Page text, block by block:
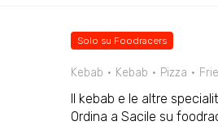
Solo su Foodracers
Kebab Kebab Pizza
Il kebab e le altre
Ordina a Sacile su